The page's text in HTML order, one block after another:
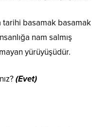
tarihi basamak basamak
nam salmış
yürüyüşüdür.
(Evet)